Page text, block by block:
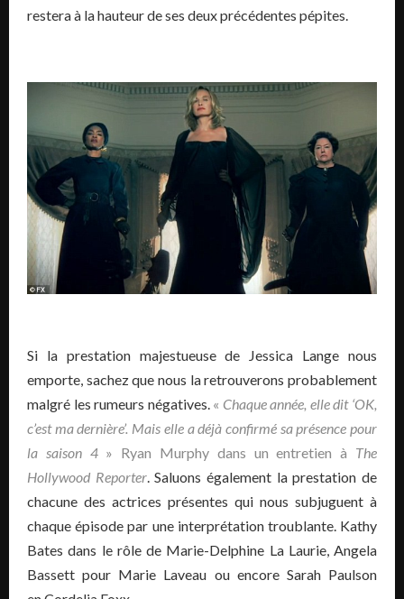
restera à la hauteur de ses deux précédentes pépites.
Si la prestation majestueuse de Jessica Lange nous
emporte, sachez que nous la retrouverons probablement
malgré les rumeurs négatives. « Chaque année, elle dit ‘OK,
c’est ma dernière’. Mais elle a déjà confirmé sa présence pour
la saison 4» Ryan Murphy dans un entretien à The
Hollywood Reporter. Saluons également la prestation de
chacune des actrices présentes qui nous subjuguent à
chaque épisode par une interprétation troublante. Kathy
Bates dans le rôle de Marie-Delphine La Laurie, Angela
Bassett pour Marie Laveau ou encore Sarah Paulson